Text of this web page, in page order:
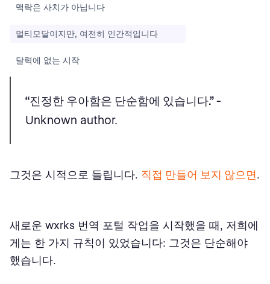
맥락은 사치가 아닙니다
멀티모달이지만, 여전히 인간적입니다
달력에 없는 시작
“진정한 우아함은 단순함에 있습니다.” -
Unknown author.
그것은 시적으로 들립니다. 직접 만들어 보지 않으면.
새로운 wxrks 번역 포털 작업을 시작했을 때, 저희에
게는 한 가지 규칙이 있었습니다: 그것은 단순해야
했습니다.